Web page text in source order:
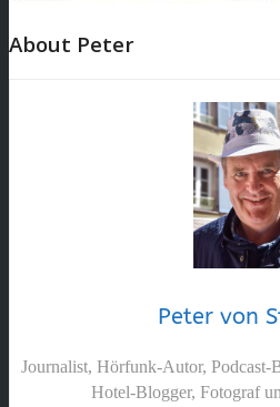
About Peter
Peter von
Journalist, Hörfunk-Autor, Podcast-
Hotel-Blogger, Fotograf